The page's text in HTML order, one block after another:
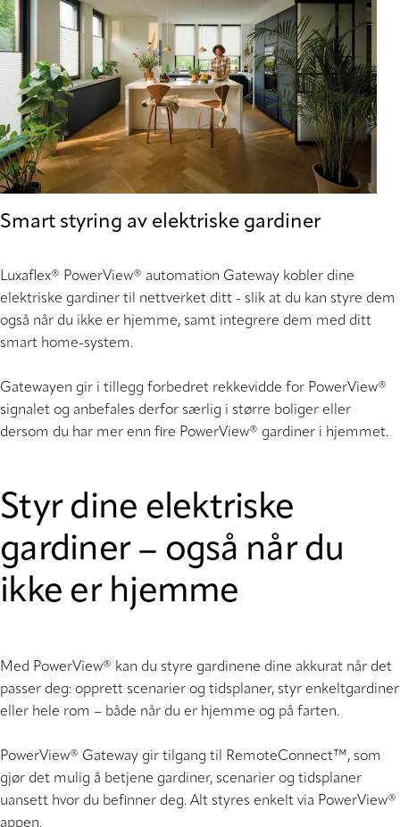
Smart styring av elektriske gardiner
Luxaflex® PowerView® automation Gateway kobler dine
elektriske gardiner til nettverket ditt - slik at du kan styre dem
også når du ikke er hjemme, samt integrere dem med ditt
smart home-system.
Gatewayen gir i tillegg forbedret rekkevidde for PowerView®
signalet og anbefales derfor særlig i større boliger eller
dersom du har mer enn fire PowerView® gardiner i hjemmet.
Styr dine elektriske
gardiner – også når du
ikke er hjemme
Med PowerView® kan du styre gardinene dine akkurat når det
passer deg: opprett scenarier og tidsplaner, styr enkeltgardiner
eller hele rom – både når du er hjemme og på farten.
PowerView® Gateway gir tilgang til RemoteConnect™, som
gjør det mulig å betjene gardiner, scenarier og tidsplaner
uansett hvor du befinner deg. Alt styres enkelt via PowerView®
appen.